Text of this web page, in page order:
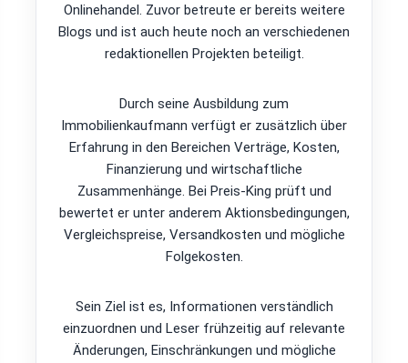
Onlinehandel. Zuvor betreute er bereits weitere
Blogs und ist auch heute noch an verschiedenen
redaktionellen Projekten beteiligt.
Durch seine Ausbildung zum
Immobilienkaufmann verfügt er zusätzlich über
Erfahrung in den Bereichen Verträge, Kosten,
Finanzierung und wirtschaftliche
Zusammenhänge. Bei Preis-King prüft und
bewertet er unter anderem Aktionsbedingungen,
Vergleichspreise, Versandkosten und mögliche
Folgekosten.
Sein Ziel ist es, Informationen verständlich
einzuordnen und Leser frühzeitig auf relevante
Änderungen, Einschränkungen und mögliche